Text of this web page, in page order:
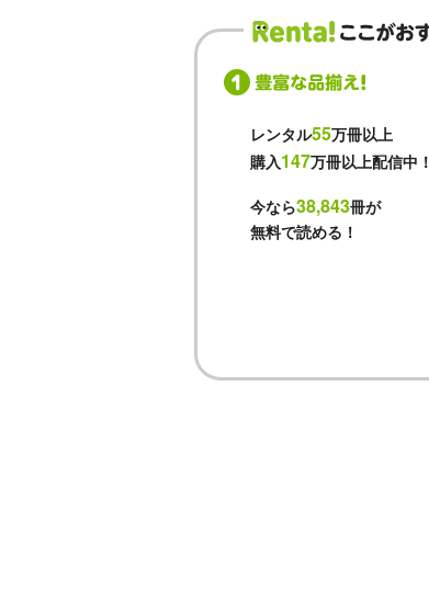
レンタル55万冊以上
購入147万冊以上配信中！
今なら38,843冊が
無料で読める！